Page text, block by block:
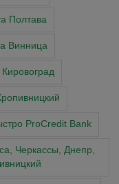
Полтава
Винница
ProCredit Bank
Черкассы, Днепр,